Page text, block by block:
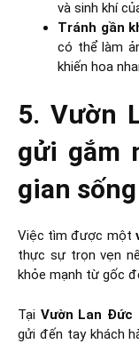
và sinh khí
Tránh gần
có thể làm
khiến hoa
5. Vườn
gửi gắm
gian
Việc tìm được một
thực sự trọn vẹn
khỏe mạnh từ gốc
Tại Vườn Lan Đức
gửi đến tay khách